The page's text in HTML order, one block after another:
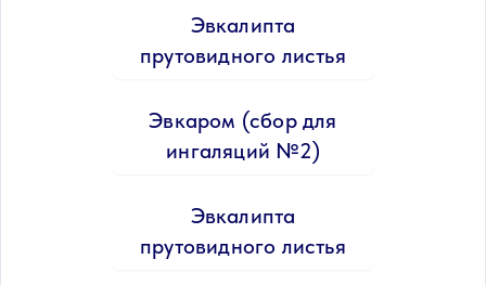
Эвкалипта
прутовидного листья
Эвкаром (сбор для
ингаляций №2)
Эвкалипта
прутовидного листья